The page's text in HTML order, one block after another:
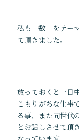
イベント情報
ブログ
メディア掲載情報
書籍
ウェブサイト
私も「数」をテー
て頂きました。
放っておくと一日
こもりがちな仕事
る事、また同世代
とお話しさせて頂